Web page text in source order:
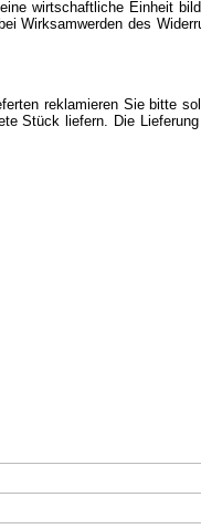
wirtschaftliche Einheit
Wirksamwerden des
reklamieren Sie bitte
Stück liefern. Die